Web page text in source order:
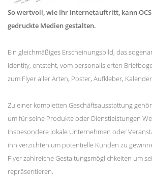
So wertvoll, wie Ihr Internetauftritt, kann
gedruckte Medien gestalten.
Ein gleichmäßiges Erscheinungsbild, das
Identity, entsteht, vom personalisierten
zum Flyer aller Arten, Poster, Aufkleber,
Zu einer kompletten Geschäftsausstattung
um für seine Produkte oder Dienstleistungen
Insbesondere lokale Unternehmen oder
ihn verzichten um potentielle Kunden zu
Flyer zahlreiche Gestaltungsmöglichkeiten um
repräsentieren.